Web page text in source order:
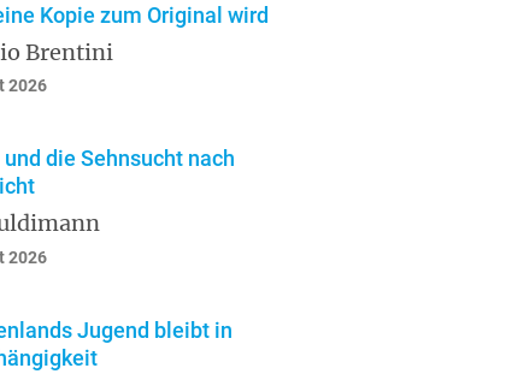
Kopie zum Original wird
Brentini
2026
die Sehnsucht nach
2026
Jugend bleibt in